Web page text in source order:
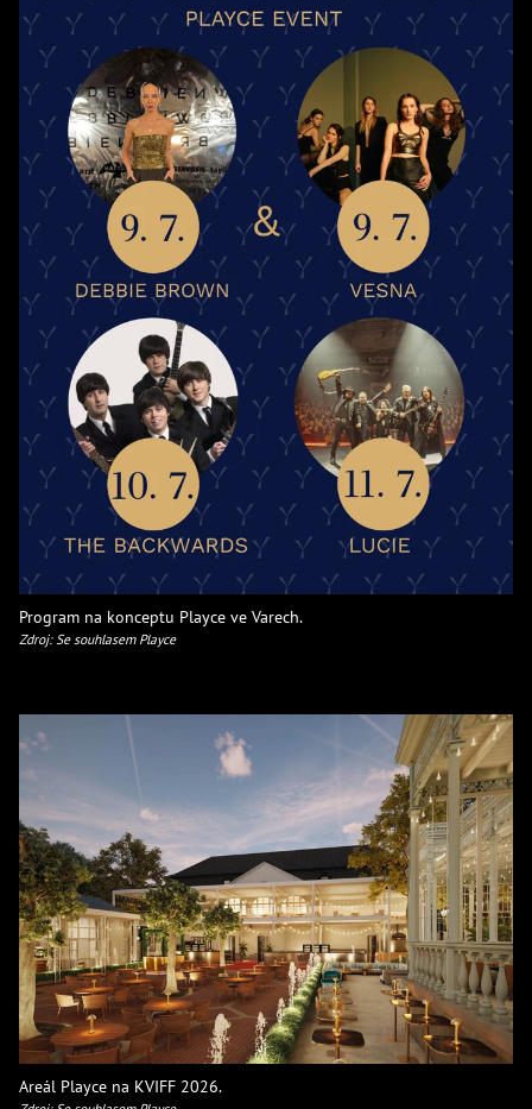
Program na konceptu Playce ve Varech.
Zdroj: Se souhlasem Playce
Areál Playce na KVIFF 2026.